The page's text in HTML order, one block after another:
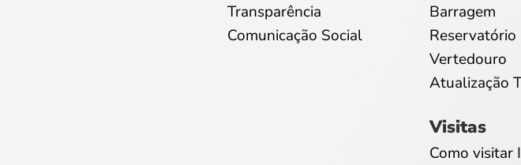
Transparência
Comunicação Social
Barragem
Reservatório
Vertedouro
Atualização
Visitas
Como visitar